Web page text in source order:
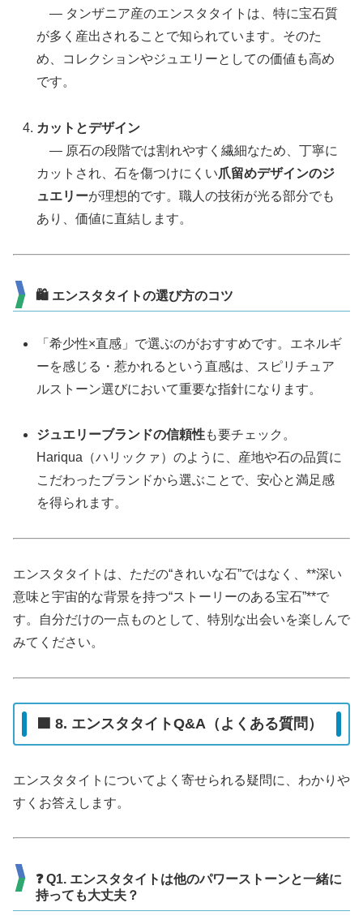
― タンザニア産のエンスタタイトは、特に宝石質
が多く産出されることで知られています。そのた
め、コレクションやジュエリーとしての価値も高め
です。
カットとデザイン
― 原石の段階では割れやすく繊細なため、丁寧に
カットされ、石を傷つけにくい爪留めデザインのジ
ュエリーが理想的です。職人の技術が光る部分でも
あり、価値に直結します。
🛍 エンスタタイトの選び方のコツ
「希少性×直感」で選ぶのがおすすめです。エネルギ
ーを感じる・惹かれるという直感は、スピリチュア
ルストーン選びにおいて重要な指針になります。
ジュエリーブランドの信頼性も要チェック。
Hariqua（ハリックァ）のように、産地や石の品質に
こだわったブランドから選ぶことで、安心と満足感
を得られます。
エンスタタイトは、ただの“きれいな石”ではなく、**深い
意味と宇宙的な背景を持つ“ストーリーのある宝石”**で
す。自分だけの一点ものとして、特別な出会いを楽しんで
みてください。
🟦 8. エンスタタイトQ&A（よくある質問）
エンスタタイトについてよく寄せられる疑問に、わかりや
すくお答えします。
❓ Q1. エンスタタイトは他のパワーストーンと一緒に
持っても大丈夫？